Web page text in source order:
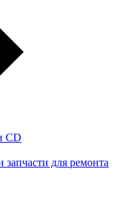
CD
для ремонта